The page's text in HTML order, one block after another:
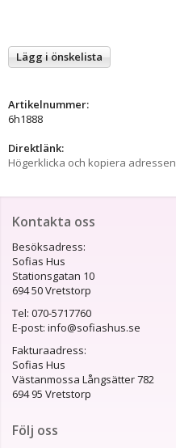
Lägg i önskelista
Artikelnummer:
6h1888
Direktlänk:
Högerklicka och kopiera adressen
Kontakta oss
Besöksadress:
Sofias Hus
Stationsgatan 10
694 50 Vretstorp
Tel: 070-5717760
E-post: info@sofiashus.se
Fakturaadress:
Sofias Hus
Västanmossa Långsätter 782
694 95 Vretstorp
Följ oss